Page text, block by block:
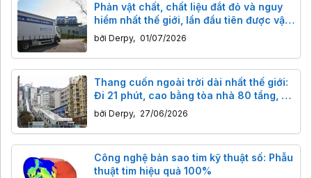
Phản vật chất, chất liệu đắt đỏ và nguy
hiểm nhất thế giới, lần đầu tiên được vận
chuyển bằng xe tải
bởi Derpy, 01/07/2026
Thang cuốn ngoài trời dài nhất thế giới:
Đi 21 phút, cao bằng tòa nhà 80 tầng, vé
chỉ 10k!
bởi Derpy, 27/06/2026
Công nghệ bản sao tim kỹ thuật số: Phẫu
thuật tim hiệu quả 100%